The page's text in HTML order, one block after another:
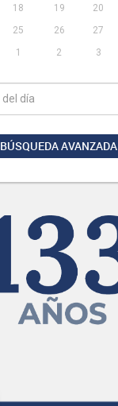
18 19 20
25 26 27
1 2 3
BÚSQUEDA AVANZADA